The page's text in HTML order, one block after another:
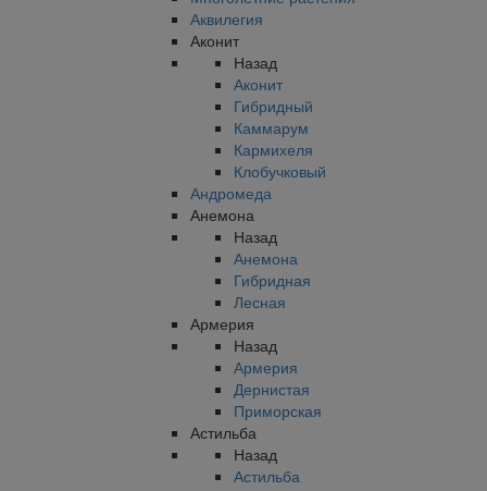
Аквилегия
Аконит
Назад
Аконит
Гибридный
Каммарум
Кармихеля
Клобучковый
Андромеда
Анемона
Назад
Анемона
Гибридная
Лесная
Армерия
Назад
Армерия
Дернистая
Приморская
Астильба
Назад
Астильба